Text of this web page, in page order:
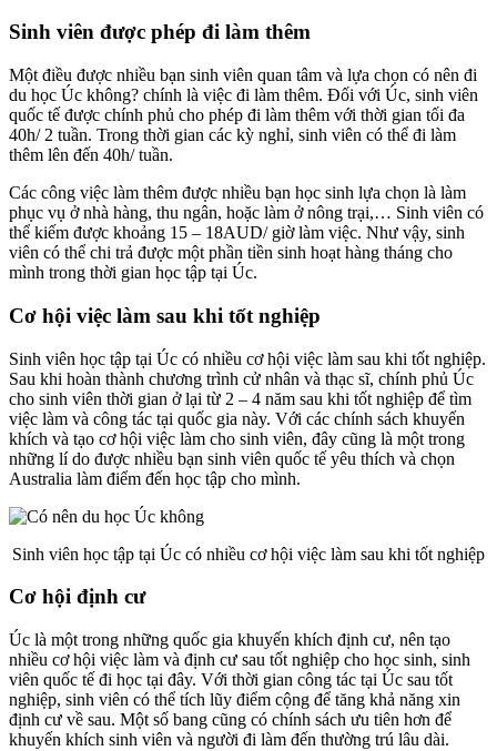
Sinh viên được phép đi làm thêm
Một điều được nhiều bạn sinh viên quan tâm và lựa chọn có nên đi
du học Úc không? chính là việc đi làm thêm. Đối với Úc, sinh viên
quốc tế được chính phủ cho phép đi làm thêm với thời gian tối đa
40h/ 2 tuần. Trong thời gian các kỳ nghỉ, sinh viên có thể đi làm
thêm lên đến 40h/ tuần.
Các công việc làm thêm được nhiều bạn học sinh lựa chọn là làm
phục vụ ở nhà hàng, thu ngân, hoặc làm ở nông trại,… Sinh viên có
thể kiếm được khoảng 15 – 18AUD/ giờ làm việc. Như vậy, sinh
viên có thể chi trả được một phần tiền sinh hoạt hàng tháng cho
mình trong thời gian học tập tại Úc.
Cơ hội việc làm sau khi tốt nghiệp
Sinh viên học tập tại Úc có nhiều cơ hội việc làm sau khi tốt nghiệp.
Sau khi hoàn thành chương trình cử nhân và thạc sĩ, chính phủ Úc
cho sinh viên thời gian ở lại từ 2 – 4 năm sau khi tốt nghiệp để tìm
việc làm và công tác tại quốc gia này. Với các chính sách khuyến
khích và tạo cơ hội việc làm cho sinh viên, đây cũng là một trong
những lí do được nhiều bạn sinh viên quốc tế yêu thích và chọn
Australia làm điểm đến học tập cho mình.
Sinh viên học tập tại Úc có nhiều cơ hội việc làm sau khi tốt nghiệp
Cơ hội định cư
Úc là một trong những quốc gia khuyến khích định cư, nên tạo
nhiều cơ hội việc làm và định cư sau tốt nghiệp cho học sinh, sinh
viên quốc tế đi học tại đây. Với thời gian công tác tại Úc sau tốt
nghiệp, sinh viên có thể tích lũy điểm cộng để tăng khả năng xin
định cư về sau. Một số bang cũng có chính sách ưu tiên hơn để
khuyến khích sinh viên và người đi làm đến thường trú lâu dài.